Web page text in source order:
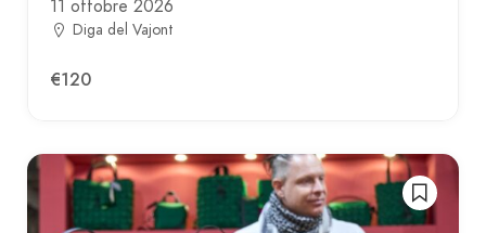
11 ottobre 2026
Diga del Vajont
€120